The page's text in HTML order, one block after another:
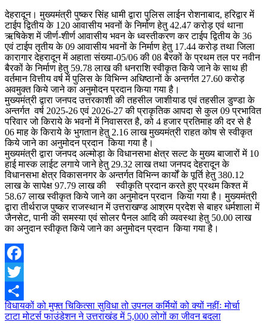
देहरादून। मुख्यमंत्री पुष्कर सिंह धामी द्वारा पुलिस लाईन रोशनाबाद, हरिद्वार में
टाईप द्वितीय के 120 आवासीय भवनों के निर्माण हेतु 42.47 करोड़ एवं थाना
ऋषिकेश में जीर्ण-शीर्ण आवासीय भवन के ध्वस्तीकरण कर टाईप द्वितीय के 36
एवं टाईप तृतीय के 09 आवासीय भवनों के निर्माण हेतु 17.44 करोड़ तथा जिला
कारागार देहरादून में अहाता संख्या-05/06 की 08 बैरकों के प्रथम तल पर नवीन
बैरकों के निर्माण हेतु 59.78 लाख की धनराशि स्वीकृत किये जाने के साथ ही
वर्तमान वित्तीय वर्ष में पुलिस के विभिन्न अधिष्ठानों के अन्तर्गत 27.60 करोड़
अवमुक्त किये जाने का अनुमोदन प्रदान किया गया है।
मुख्यमंत्री द्वारा जनपद उत्तरकाशी की तहसील जाशीयाड एवं तहसील डुण्डा के
अन्तर्गत वर्ष 2025-26 एवं 2026-27 की प्राकृतिक आपदा से कुल 09 प्रभावित
परिवार जो किराये के भवनों में निवासरत है, को 4 हजार प्रतिमाह की दर से है
06 माह के किराये के भुगतान हेतु 2.16 लाख मुख्यमंत्री राहत कोष से स्वीकृत
किये जाने का अनुमोदन प्रदान किया गया है।
मुख्यमंत्री द्वारा जनपद अल्मोड़ा के विधानसभा क्षेत्र सल्ट के मुख्य बाजारों में 10
हाई मास्क लाईट लगाये जाने हेतु 29.32 लाख तथा जनपद देहरादून के
विधानसभा क्षेत्र विकासनगर के अन्तर्गत विभिन्न कार्यों के पूर्ति हेतु 380.12
लाख के सापेक्ष 97.79 लाख की स्वीकृति प्रदान करते हुए प्रथम किश्त में
58.67 लाख स्वीकृत किये जाने का अनुमोदन प्रदान किया गया है। मुख्यमंत्री
द्वारा तीर्थराज पुष्कर राजस्थान में उत्तराखण्ड आश्रम प्रदेश से बाहर धर्मशाला में
जैनसेट, पानी की समस्या एवं सोलर पैनल आदि की व्यवस्था हेतु 50.00 लाख
का अनुदान स्वीकृत किये जाने का अनुमोदन प्रदान किया गया है।
Facebook
Twitter
Share
Post
navigation
विधायकों को मुफ्त चिकित्सा सुविधा तो उपनल कर्मियों को क्यों नहींः मोर्चा
टाटा मोटर्स फाउंडेशन ने उत्तराखंड में 5,000 लोगों का जीवन बदला